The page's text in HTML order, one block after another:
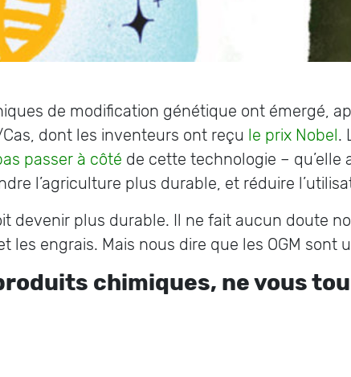
de modification génétique ont émergé,
dont les inventeurs ont reçu le prix Nobel.
passer à côté de cette technologie – qu’elle
l’agriculture plus durable, et réduire
devenir plus durable. Il ne fait aucun doute
engrais. Mais nous dire que les OGM sont
chimiques, ne vous